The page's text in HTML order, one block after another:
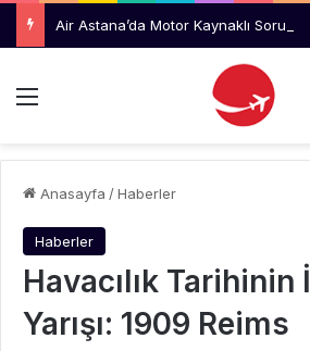
Menü
Anasayfa /Haberler
Haberler
Havacılık Tarihinin
Yarışı: 1909 Reims